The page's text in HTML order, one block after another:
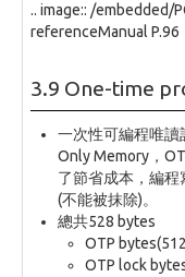
.. image:: /embedded/
referenceManual P.96
3.9 One-time
一次性可編程唯讀
Only Memory，
了節省成本，編
(不能被抹除)。
總共528 bytes
OTP
OTP lock